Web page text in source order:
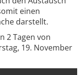
einen
darstellt.
2 Tagen von
19. November